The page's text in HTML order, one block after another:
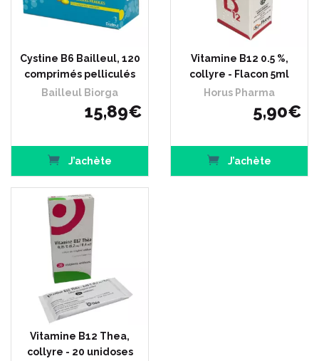
Cystine B6 Bailleul, 120
comprimés pelliculés
Bailleul Biorga
15,89€
J’achète
Vitamine B12 0.5 %,
collyre - Flacon 5ml
Horus Pharma
5,90€
J’achète
Vitamine B12 Thea,
collyre - 20 unidoses